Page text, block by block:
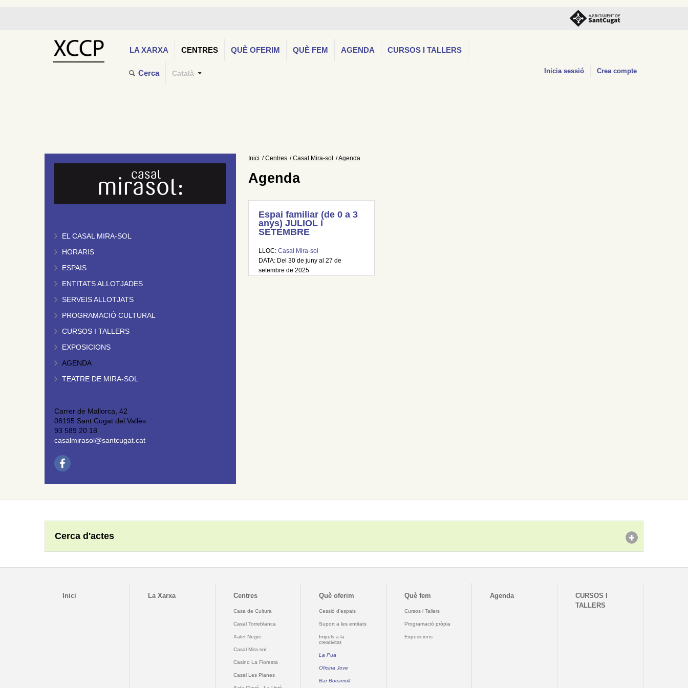
LA XARXA CENTRES QUÈ OFERIM QUÈ FEM AGENDA CURSOS I TALLERS
Cerca Català Inicia sessió Crea compte
EL CASAL MIRA-SOL
HORARIS
ESPAIS
ENTITATS ALLOTJADES
SERVEIS ALLOTJATS
PROGRAMACIÓ CULTURAL
CURSOS I TALLERS
EXPOSICIONS
AGENDA
TEATRE DE MIRA-SOL
Carrer de Mallorca, 42
08195 Sant Cugat del Vallès
93 589 20 18
casalmirasol@santcugat.cat
Inici Centres Casal Mira-sol Agenda
Agenda
Espai familiar (de 0 a 3
anys) JULIOL i
SETEMBRE
LLOC: Casal Mira-sol
DATA: Del 30 de juny al 27 de
setembre de 2025
Cerca d'actes
Inici La Xarxa Centres
Casa de Cultura
Casal Torreblanca
Xalet Negre
Casal Mira-sol
Casino La Floresta
Casal Les Planes
Què oferim
Cessió d'espais
Suport a les entitats
Impuls a la
creativitat
La Pua
Oficina Jove
Bar Bocamoll
Què fem
Cursos i Tallers
Programació pròpia
Exposicions
Agenda
CURSOS I
TALLERS